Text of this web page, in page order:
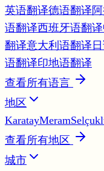
英语翻译德语翻译
语翻译西班牙语翻译
翻译意大利语翻译
语翻译印地语翻译
查看所有语言
地区
KaratayMeram
查看所有地区
城市